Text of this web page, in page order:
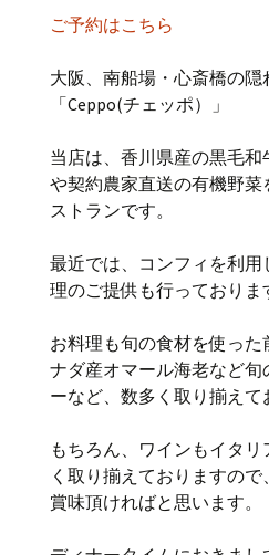
ご予約はこちら
大阪、南船場・心斎橋の隠
「Ceppo(チェッポ）」
当店は、香川県産の黒毛和
や契約農家直送の有機野菜
ストランです。
最近では、コンフィを利
理のご提供も行っておりま
お料理も旬の食材を使っ
ナダ産オマール海老など旬
ーなど、数多く取り揃えて
もちろん、ワインもイタ
く取り揃えておりますの
賞味頂ければと思います。